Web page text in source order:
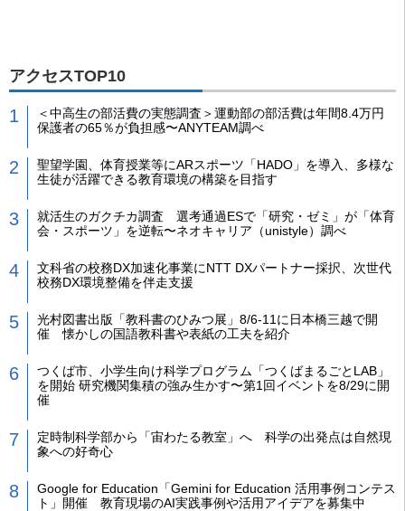
アクセスTOP10
＜中高生の部活費の実態調査＞運動部の部活費は年間8.4万円
保護者の65％が負担感〜ANYTEAM調べ
聖望学園、体育授業等にARスポーツ「HADO」を導入、多様な
生徒が活躍できる教育環境の構築を目指す
就活生のガクチカ調査 選考通過ESで「研究・ゼミ」が「体育
会・スポーツ」を逆転〜ネオキャリア（unistyle）調べ
文科省の校務DX加速化事業にNTT DXパートナー採択、次世代
校務DX環境整備を伴走支援
光村図書出版「教科書のひみつ展」8/6-11に日本橋三越で開
催 懐かしの国語教科書や表紙の工夫を紹介
つくば市、小学生向け科学プログラム「つくばまるごとLAB」
を開始 研究機関集積の強み生かす〜第1回イベントを8/29に開
催
定時制科学部から「宙わたる教室」へ 科学の出発点は自然現
象への好奇心
Google for Education「Gemini for Education 活用事例コンテス
ト」開催 教育現場のAI実践事例や活用アイデアを募集中